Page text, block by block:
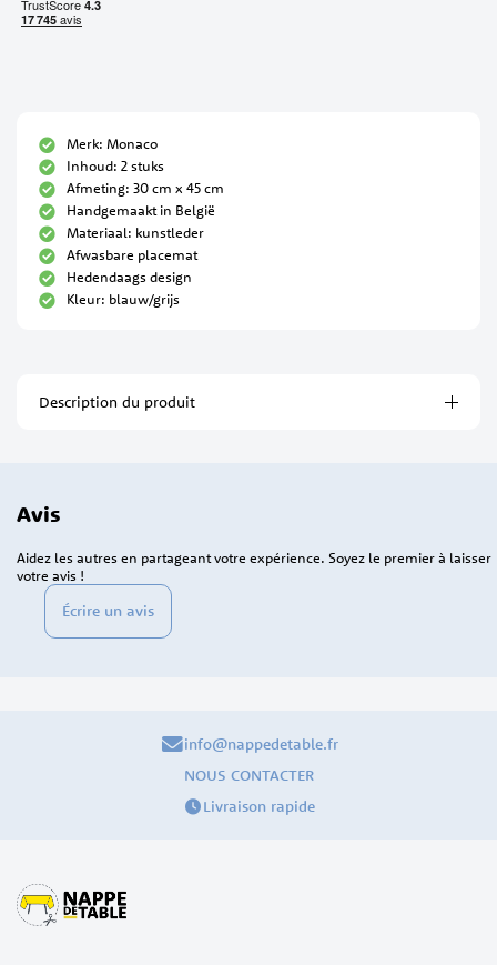
Merk: Monaco
Inhoud: 2 stuks
Afmeting: 30 cm x 45 cm
Handgemaakt in België
Materiaal: kunstleder
Afwasbare placemat
Hedendaags design
Kleur: blauw/grijs
Description du produit
Avis
Écrire un avis
Aidez les autres en partageant votre expérience. Soyez le premier à laisser
votre avis !
info@nappedetable.fr
NOUS CONTACTER
Livraison rapide